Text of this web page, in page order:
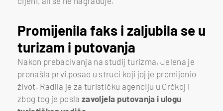
Promijenila faks i zaljubila se u
turizam i putovanja
Nakon prebacivanja na studij turizma, Jelena je
pronašla prvi posao u struci koji joj je promijenio
život. Radila je za turističku agenciju u Grčkoj i
zbog tog je poslazavoljela putovanja i ulogu